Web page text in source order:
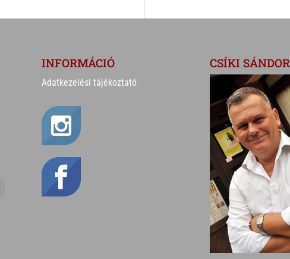
INFORMÁCIÓ
Adatkezelési tájékoztató
CSÍKI SÁNDOR